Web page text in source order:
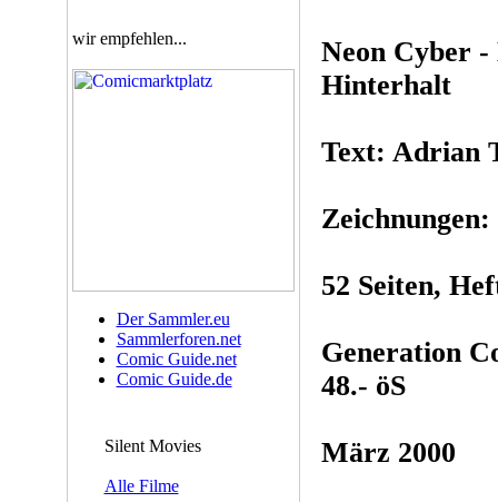
wir empfehlen...
Der Sammler.eu
Sammlerforen.net
Comic Guide.net
Comic Guide.de
Silent Movies
Alle Filme
Neon Cyber
Hinterhalt
Text: Adrian
52 Seiten,
Generation
48.- öS
März 2000